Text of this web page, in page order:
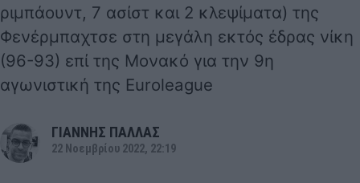
ριμπάουντ, 7 ασίστ και 2 κλεψίματα) της
Φενέρμπαχτσε στη μεγάλη εκτός έδρας νίκη
(96-93) επί της Μονακό για την 9η
αγωνιστική της Euroleague
ΓΙΑΝΝΗΣ ΠΑΛΛΑΣ
22 Νοεμβρίου 2022, 22:19